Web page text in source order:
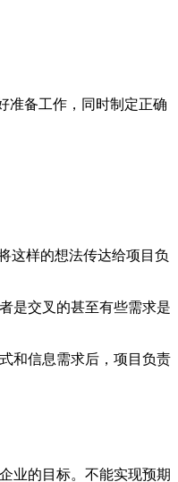
准备工作，同时制定正确
这样的想法传达给项目负
是交叉的甚至有些需求是
和信息需求后，项目负责
业的目标。不能实现预期